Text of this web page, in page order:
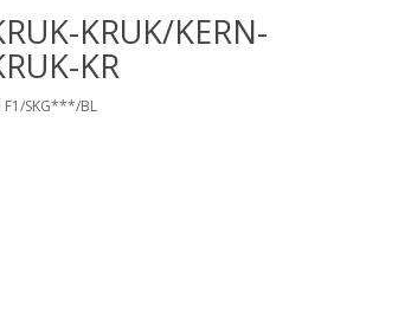
KRUK/KERN-
KR
F1/SKG***/BL